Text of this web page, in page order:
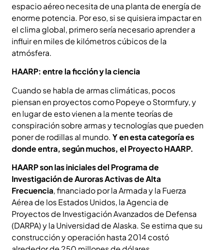
espacio aéreo necesita de una planta de energía de
enorme potencia. Por eso, si se quisiera impactar en
el clima global, primero sería necesario aprender a
influir en miles de kilómetros cúbicos de la
atmósfera.
HAARP: entre la ficción y la ciencia
Cuando se habla de armas climáticas, pocos
piensan en proyectos como Popeye o Stormfury, y
en lugar de esto vienen a la mente teorías de
conspiración sobre armas y tecnologías que pueden
poner de rodillas al mundo. Y en esta categoría es
donde entra, según muchos, el Proyecto HAARP.
HAARP son las iniciales del Programa de
Investigación de Auroras Activas de Alta
Frecuencia, financiado por la Armada y la Fuerza
Aérea de los Estados Unidos, la Agencia de
Proyectos de Investigación Avanzados de Defensa
(DARPA) y la Universidad de Alaska. Se estima que su
construcción y operación hasta 2014 costó